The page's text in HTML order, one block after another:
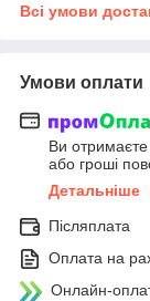
Всі умови
Умови оплати
Ви
або гроші
Детальніше
Післяплата
Оплата на
Онлайн-